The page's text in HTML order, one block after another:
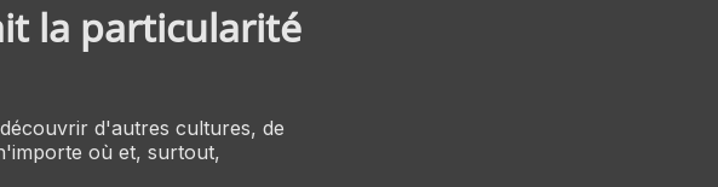
la particularité
d'autres cultures, de
où et, surtout,